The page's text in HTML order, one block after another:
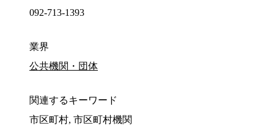
092-713-1393
業界
公共機関・団体
関連するキーワード
市区町村, 市区町村機関